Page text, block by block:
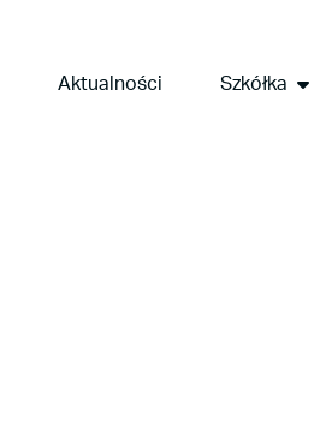
Aktualności Szkółka